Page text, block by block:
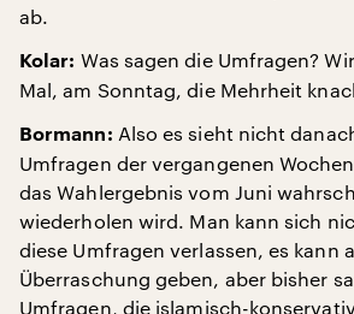
ab.
Kolar: Was sagen die Umfragen?
Mal, am Sonntag, die Mehrheit
Bormann: Also es sieht nicht
Umfragen der vergangenen
das Wahlergebnis vom Juni
wiederholen wird. Man kann sich
diese Umfragen verlassen, es kann
Überraschung geben, aber bisher
Umfragen, die islamisch-